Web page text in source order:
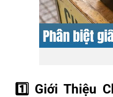
1️⃣ Giới Thiệu